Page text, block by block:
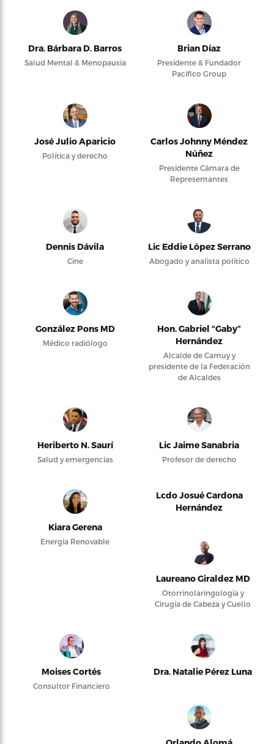
Dra. Bárbara D. Barros
Salud Mental & Menopausia
Brian Díaz
Presidente & Fundador
Pacifico Group
José Julio Aparicio
Política y derecho
Carlos Johnny Méndez
Núñez
Presidente Cámara de
Representantes
Dennis Dávila
Cine
Lic Eddie López Serrano
Abogado y analista político
González Pons MD
Médico radiólogo
Hon. Gabriel “Gaby”
Hernández
Alcalde de Camuy y
presidente de la Federación
de Alcaldes
Heriberto N. Saurí
Salud y emergencias
Lic Jaime Sanabria
Profesor de derecho
Kiara Gerena
Energía Renovable
Lcdo Josué Cardona
Hernández
Laureano Giraldez MD
Otorrinolaringología y
Cirugía de Cabeza y Cuello
Moises Cortés
Consultor Financiero
Dra. Natalie Pérez Luna